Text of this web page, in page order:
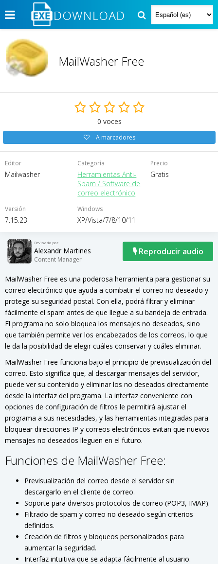
MailWasher Free
0 voces
A marcadores
Editor
Mailwasher
Categoría
Herramientas Anti-
Spam / Software de
correo electrónico
Precio
Gratis
Versión
7.15.23
Windows
XP/Vista/7/8/10/11
🎙 Reproducir audio
Revisado por
Alexandr Martines
Content Manager
MailWasher Free es una poderosa herramienta para gestionar su
correo electrónico que ayuda a combatir el correo no deseado y
protege su seguridad postal. Con ella, podrá filtrar y eliminar
fácilmente el spam antes de que llegue a su bandeja de entrada.
El programa no solo bloquea los mensajes no deseados, sino
que también permite ver los encabezados de los correos, lo que
le da la posibilidad de elegir cuáles conservar y cuáles eliminar.
MailWasher Free funciona bajo el principio de previsualización del
correo. Esto significa que, al descargar mensajes del servidor,
puede ver su contenido y eliminar los no deseados directamente
desde la interfaz del programa. La interfaz conveniente con
opciones de configuración de filtros le permitirá ajustar el
programa a sus necesidades, y las herramientas integradas para
bloquear direcciones IP y correos electrónicos evitan que nuevos
mensajes no deseados lleguen en el futuro.
Funciones de MailWasher Free:
Previsualización del correo desde el servidor sin
descargarlo en el cliente de correo.
Soporte para diversos protocolos de correo (POP3, IMAP).
Filtrado de spam y correo no deseado según criterios
definidos.
Creación de filtros y bloqueos personalizados para
aumentar la seguridad.
Interfaz intuitiva que se adapta fácilmente al usuario.